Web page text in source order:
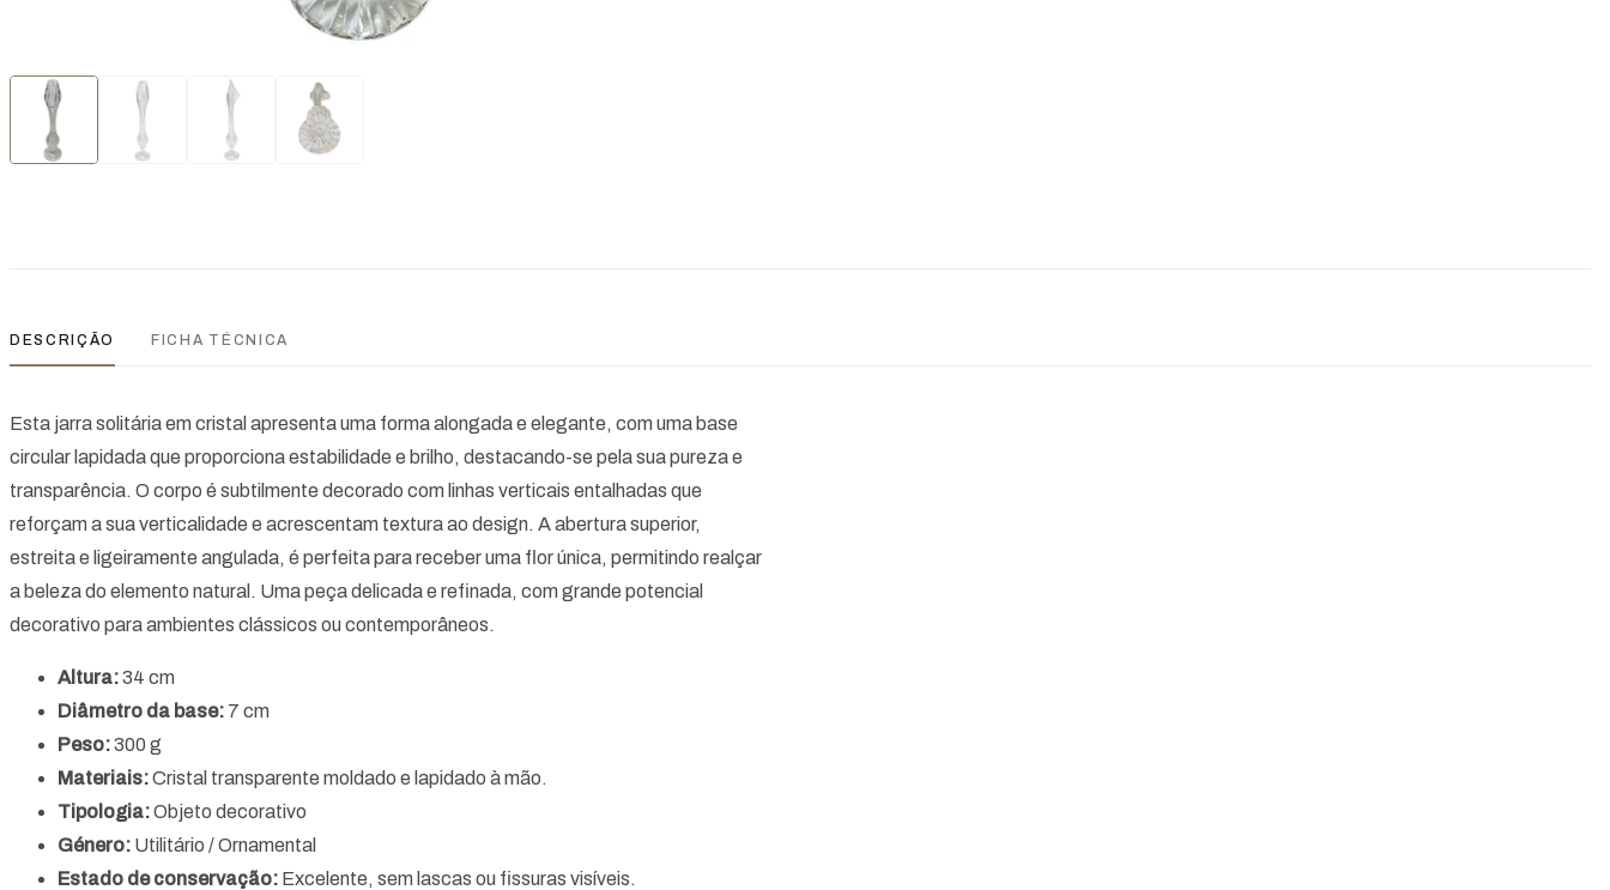
DESCRIÇÃO FICHA TÉCNICA
Esta jarra solitária em cristal apresenta uma forma alongada e elegante, com uma base
circular lapidada que proporciona estabilidade e brilho, destacando-se pela sua pureza e
transparência. O corpo é subtilmente decorado com linhas verticais entalhadas que
reforçam a sua verticalidade e acrescentam textura ao design. A abertura superior,
estreita e ligeiramente angulada, é perfeita para receber uma flor única, permitindo realçar
a beleza do elemento natural. Uma peça delicada e refinada, com grande potencial
decorativo para ambientes clássicos ou contemporâneos.
Altura:34 cm
Diâmetro da base: 7 cm
Peso:300 g
Materiais:Cristal transparente moldado e lapidado à mão.
Tipologia:Objeto decorativo
Género: Utilitário / Ornamental
Estado de conservação: Excelente, sem lascas ou fissuras visíveis.